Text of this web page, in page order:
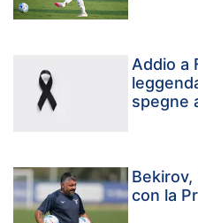
Addio a
spegne
Bekirov,
con la